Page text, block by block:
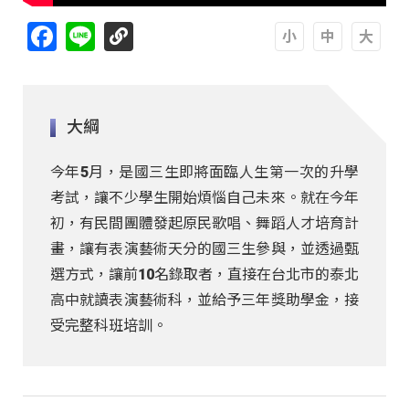
Facebook
Line
大綱
今年5月，是國三生即將面臨人生第一次的升學
考試，讓不少學生開始煩惱自己未來。就在今年
初，有民間團體發起原民歌唱、舞蹈人才培育計
畫，讓有表演藝術天分的國三生參與，並透過甄
選方式，讓前10名錄取者，直接在台北市的泰北
高中就讀表演藝術科，並給予三年獎助學金，接
受完整科班培訓。